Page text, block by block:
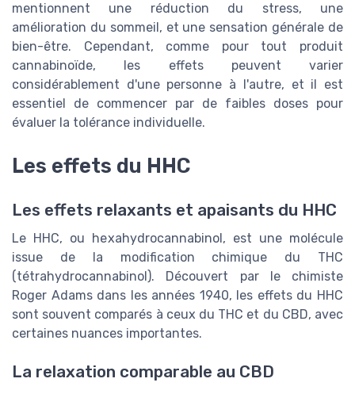
mentionnent une réduction du stress, une
amélioration du sommeil, et une sensation générale de
bien-être. Cependant, comme pour tout produit
cannabinoïde, les effets peuvent varier
considérablement d'une personne à l'autre, et il est
essentiel de commencer par de faibles doses pour
évaluer la tolérance individuelle.
Les effets du HHC
Les effets relaxants et apaisants du HHC
Le HHC, ou hexahydrocannabinol, est une molécule
issue de la modification chimique du THC
(tétrahydrocannabinol). Découvert par le chimiste
Roger Adams dans les années 1940, les effets du HHC
sont souvent comparés à ceux du THC et du CBD, avec
certaines nuances importantes.
La relaxation comparable au CBD